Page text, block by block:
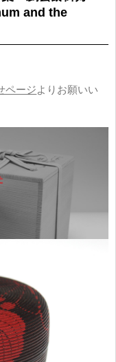
and the
ページよりお願いい